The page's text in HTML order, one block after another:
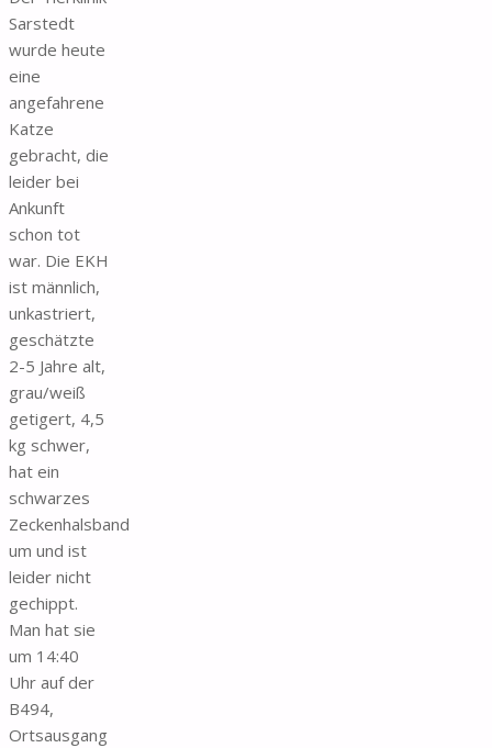
Sarstedt
wurde heute
eine
angefahrene
Katze
gebracht, die
leider bei
Ankunft
schon tot
war. Die EKH
ist männlich,
unkastriert,
geschätzte
2-5 Jahre alt,
grau/weiß
getigert, 4,5
kg schwer,
hat ein
schwarzes
Zeckenhalsband
um und ist
leider nicht
gechippt.
Man hat sie
um 14:40
Uhr auf der
B494,
Ortsausgang